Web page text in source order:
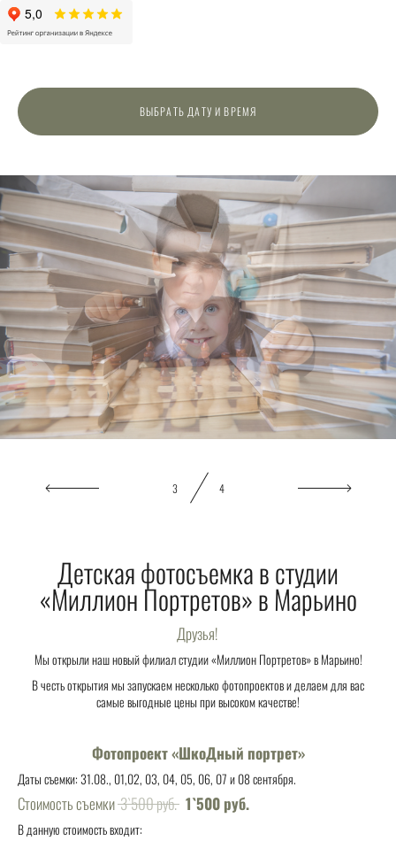
ВЫБРАТЬ ДАТУ И ВРЕМЯ
3 4
Детская фотосъемка в студии
«Миллион Портретов» в Марьино
Друзья!
Мы открыли наш новый филиал студии «Миллион Портретов» в Марьино!
В честь открытия мы запускаем несколько фотопроектов и делаем для вас
самые выгодные цены при высоком качестве!
Фотопроект «ШкоДный портрет»
Даты съемки: 31.08., 01,02, 03, 04, 05, 06, 07 и 08 сентября.
Стоимость съемки3`500 руб. 1`500 руб.
В данную стоимость входит: